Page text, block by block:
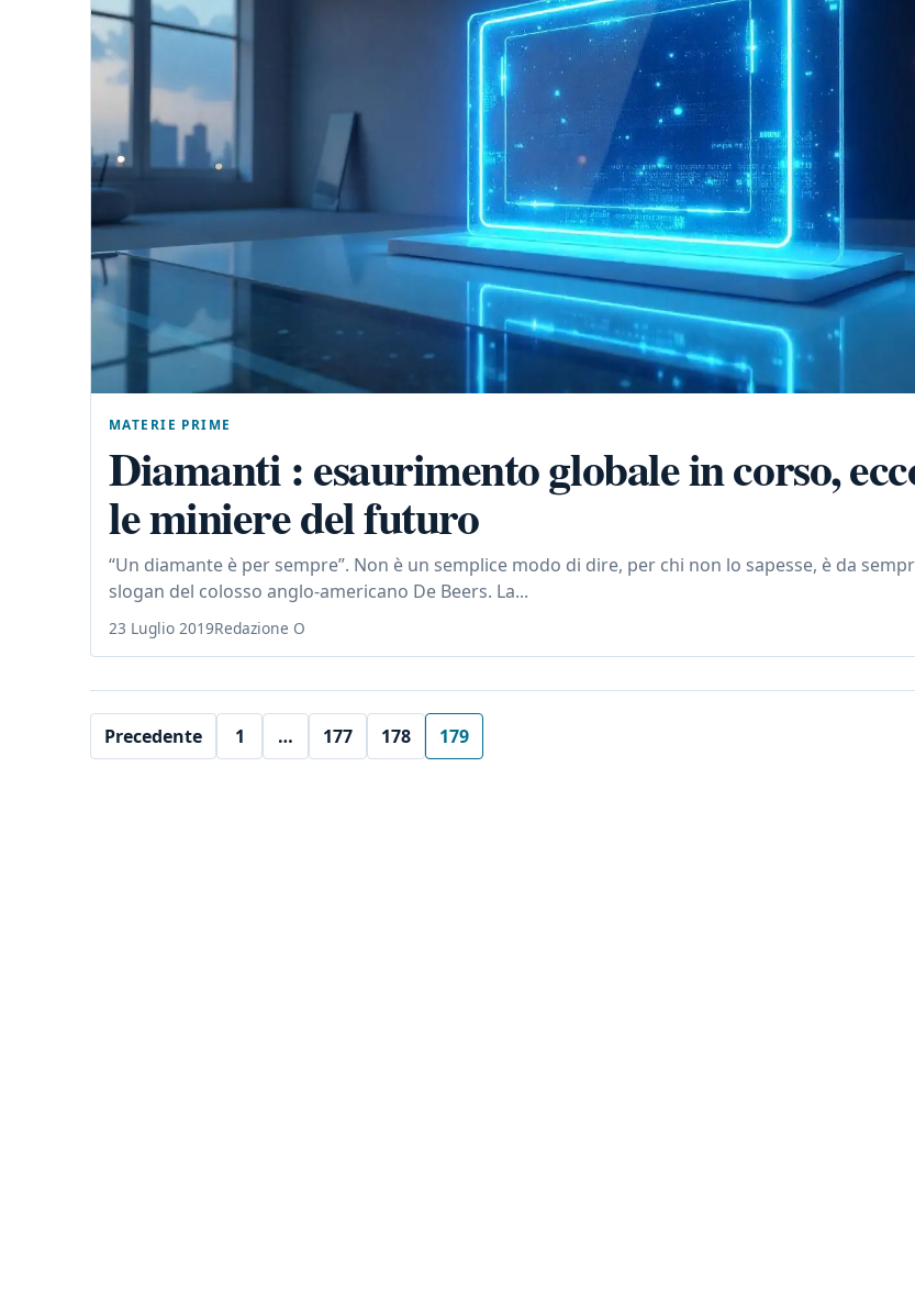
MATERIE PRIME
Diamanti : esaurimento globale in corso,
le miniere del futuro
“Un diamante è per sempre”. Non è un semplice modo di dire, per chi non lo sapesse, è da
slogan del colosso anglo-americano De Beers. La...
23 Luglio 2019Redazione O
Precedente 1 … 177 178 179